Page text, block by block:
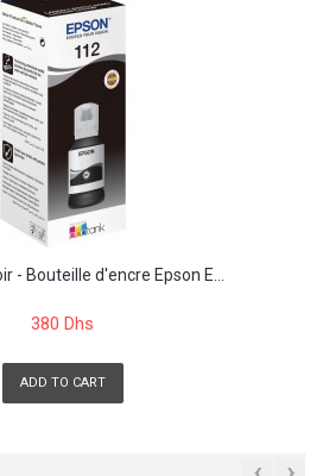
- Bouteille d'encre Epson E...
380 Dhs
ADD TO CART